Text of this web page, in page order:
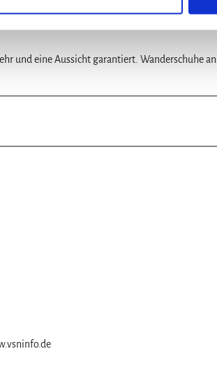
und eine Aussicht garantiert. Wanderschuhe